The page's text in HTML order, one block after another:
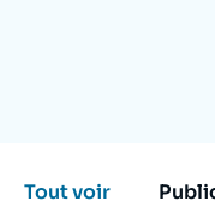
Tout voir